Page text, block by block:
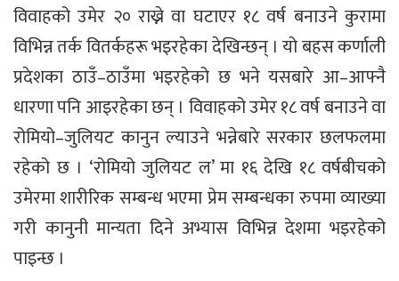
विवाहको उमेर २० राख्ने वा घटाएर १८ वर्ष बनाउने कुरामा
विभिन्न तर्क वितर्कहरू भइरहेका देखिन्छन् । यो बहस कर्णाली
प्रदेशका ठाउँ–ठाउँमा भइरहेको छ भने यसबारे आ–आफ्नै
धारणा पनि आइरहेका छन् । विवाहको उमेर १८ वर्ष बनाउने वा
रोमियो–जुलियट कानुन ल्याउने भन्नेबारे सरकार छलफलमा
रहेको छ । ‘रोमियो जुलियट ल’ मा १६ देखि १८ वर्षबीचको
उमेरमा शारीरिक सम्बन्ध भएमा प्रेम सम्बन्धका रुपमा व्याख्या
गरी कानुनी मान्यता दिने अभ्यास विभिन्न देशमा भइरहेको
पाइन्छ ।